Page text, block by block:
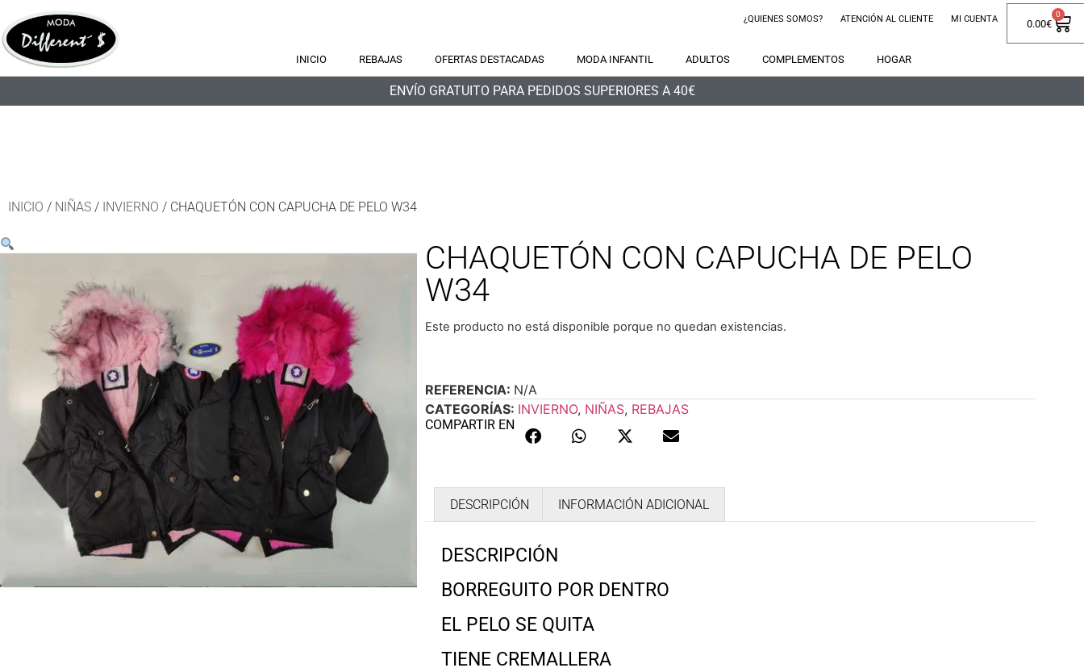
¿QUIENES SOMOS? ATENCIÓN AL CLIENTE MI CUENTA 0.00€
0
INICIO REBAJAS OFERTAS DESTACADAS MODA INFANTIL ADULTOS COMPLEMENTOS HOGAR
ENVÍO GRATUITO PARA PEDIDOS SUPERIORES A 40€
INICIO / NIÑAS / INVIERNO / CHAQUETÓN CON CAPUCHA DE PELO W34
CHAQUETÓN CON CAPUCHA DE PELO
W34
Este producto no está disponible porque no quedan existencias.
REFERENCIA: N/A
CATEGORÍAS: INVIERNO, NIÑAS, REBAJAS
COMPARTIR EN
DESCRIPCIÓN INFORMACIÓN ADICIONAL
DESCRIPCIÓN
BORREGUITO POR DENTRO
EL PELO SE QUITA
TIENE CREMALLERA